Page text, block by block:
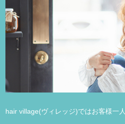
hair village(ヴィレッジ)ではお客様一